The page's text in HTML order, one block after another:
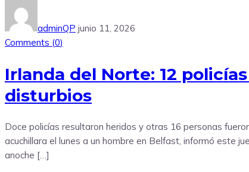
adminQP junio 11, 2026
Comments (0)
Irlanda del Norte: 12
disturbios
Doce policías resultaron heridos y otras 16 personas
acuchillara el lunes a un hombre en Belfast, informó este
anoche […]